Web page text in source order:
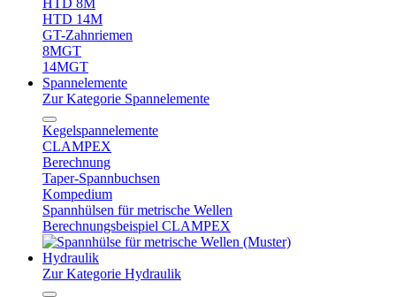
HTD 8M
HTD 14M
GT-Zahnriemen
8MGT
14MGT
Spannelemente
Zur Kategorie Spannelemente
Kegelspannelemente
CLAMPEX
Berechnung
Taper-Spannbuchsen
Kompedium
Spannhülsen für metrische Wellen
Berechnungsbeispiel CLAMPEX
Hydraulik
Zur Kategorie Hydraulik